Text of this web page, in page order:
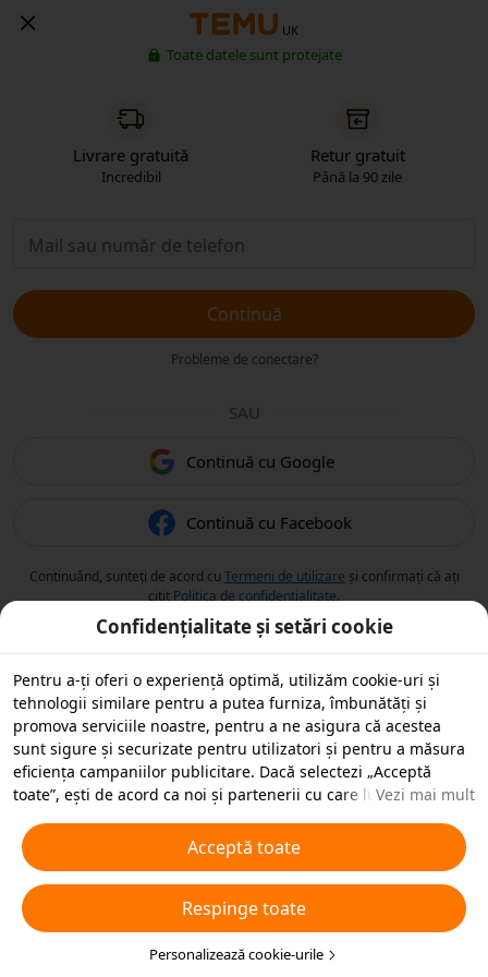
UK
Toate datele sunt protejate
Livrare gratuită
Incredibil
Retur gratuit
Până la 90 zile
Continuă
Probleme de conectare?
SAU
Continuă cu Google
Continuă cu Facebook
Continuând, sunteți de acord cu Termeni de utilizare și confirmați că ați
citit Politica de confidențialitate.
Confidențialitate și setări cookie
Pentru a-ți oferi o experiență optimă, utilizăm cookie-uri și
tehnologii similare pentru a putea furniza, îmbunătăți și
promova serviciile noastre, pentru a ne asigura că acestea
sunt sigure și securizate pentru utilizatori și pentru a măsura
eficiența campaniilor publicitare. Dacă selectezi „Acceptă
toate”, ești de acord ca noi și partenerii cu care lucrăm să
scopuri publicitare. De asemenea, poți „Respinge toate”
cookie-urile neesențiale sau poți alege ce tipuri de cookie-uri
dorești să accepți sau să dezactivezi, printr-un clic mai jos pe
„Personalizare cookie-uri” sau în orice moment în setările de
confidențialitate. Pentru mai multe detalii, veziPolitica noastră
privind cookie-urile și tehnologiile similare .
Vezi mai mult
Acceptă toate
Respinge toate
Personalizează cookie-urile